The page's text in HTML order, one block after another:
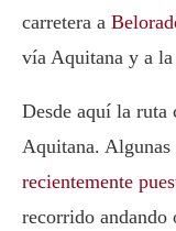
carretera a
vía Aquitana y a la
Desde aquí la ruta
Aquitana. Algunas
recientemente
recorrido